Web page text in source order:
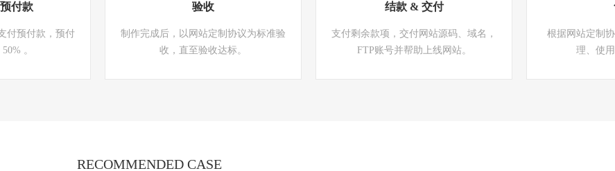
付款
付预付款，预付
。
验收
制作完成后，以网站定制协议为标准验
收，直至验收达标。
结款 & 交付
支付剩余款项，交付网站源码、域名，
FTP账号并帮助上线网站。
根据网站定制
理、使
RECOMMENDED CASE